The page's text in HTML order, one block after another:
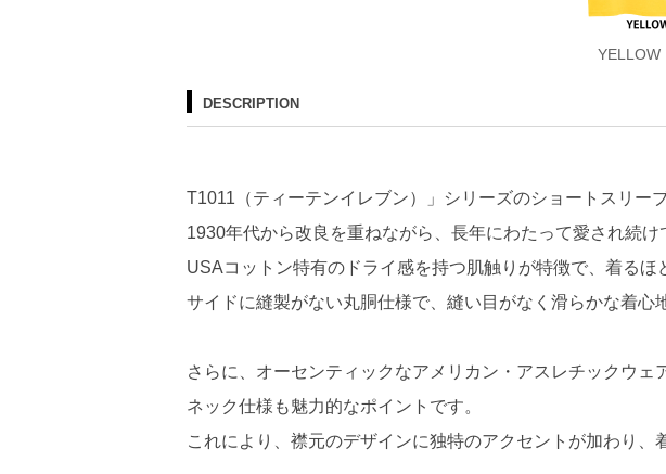
YELLOW
DESCRIPTION
T1011（ティーテンイレブン）」シリーズのショートスリー
1930年代から改良を重ねながら、長年にわたって愛され続け
USAコットン特有のドライ感を持つ肌触りが特徴で、着るほ
サイドに縫製がない丸胴仕様で、縫い目がなく滑らかな着心
さらに、オーセンティックなアメリカン・アスレチックウ
ネック仕様も魅力的なポイントです。
これにより、襟元のデザインに独特のアクセントが加わり、